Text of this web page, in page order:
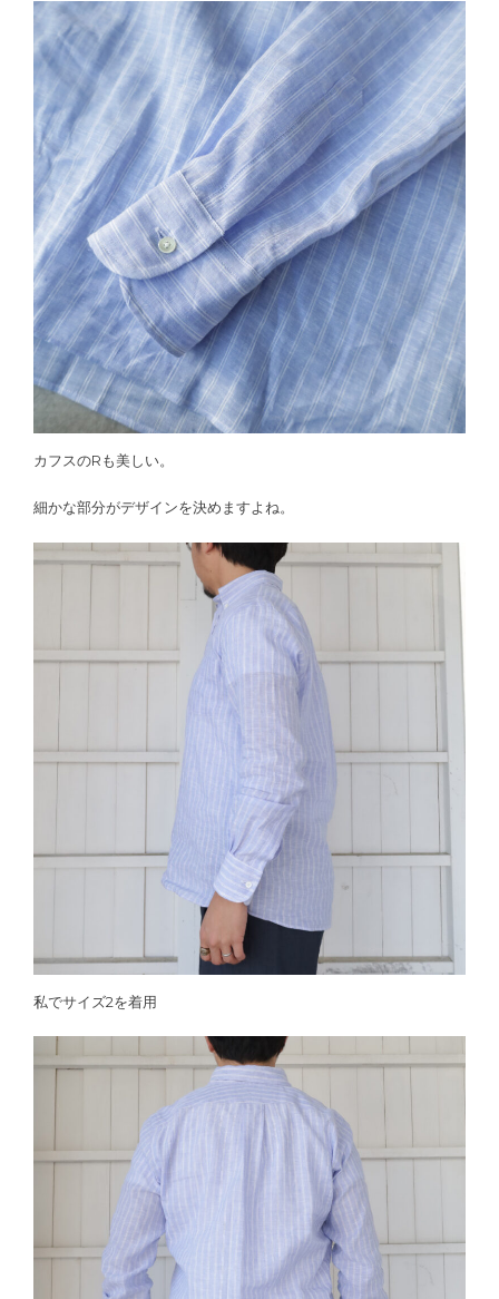
カフスのRも美しい。
細かな部分がデザインを決めますよね。
私でサイズ2を着用